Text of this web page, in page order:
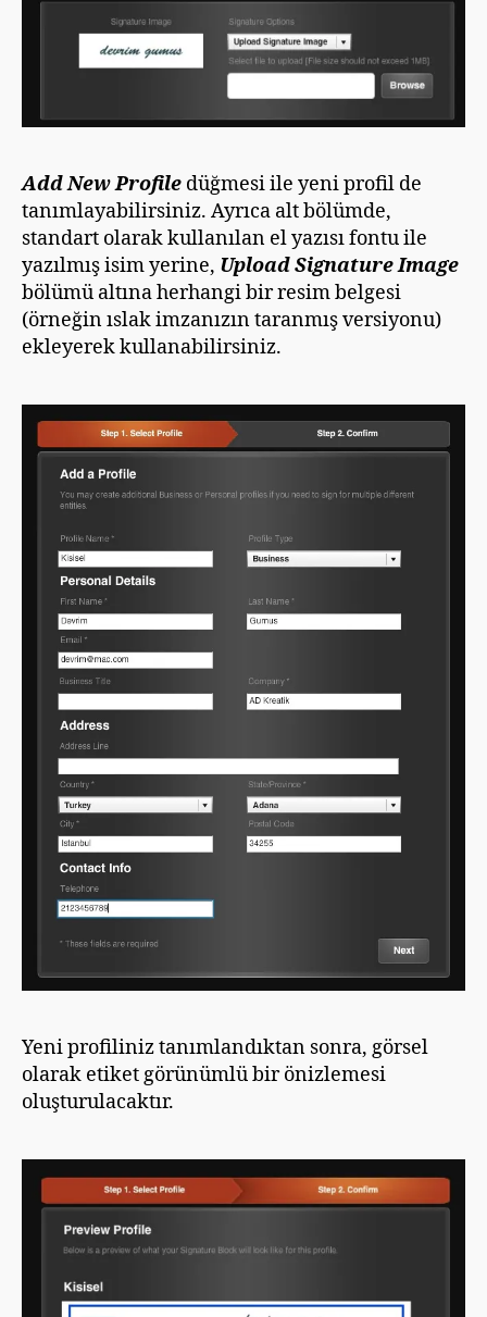
Add New Profile düğmesi ile yeni profil de
tanımlayabilirsiniz. Ayrıca alt bölümde,
standart olarak kullanılan el yazısı fontu ile
yazılmış isim yerine, Upload Signature Image
bölümü altına herhangi bir resim belgesi
(örneğin ıslak imzanızın taranmış versiyonu)
ekleyerek kullanabilirsiniz.
Yeni profiliniz tanımlandıktan sonra, görsel
olarak etiket görünümlü bir önizlemesi
oluşturulacaktır.